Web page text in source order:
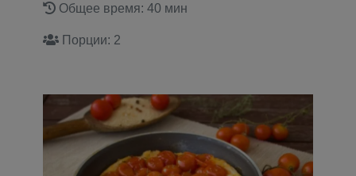
Общее время: 40 мин
Порции: 2